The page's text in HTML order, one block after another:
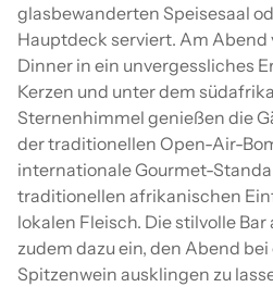
glasbewanderten Speisesaal
Hauptdeck serviert. Am Abend
Dinner in ein unvergessliches
Kerzen und unter dem
Sternenhimmel genießen die
der traditionellen Open-Air-
internationale Gourmet-
traditionellen afrikanischen
lokalen Fleisch. Die stilvolle
zudem dazu ein, den Abend
Spitzenwein ausklingen zu